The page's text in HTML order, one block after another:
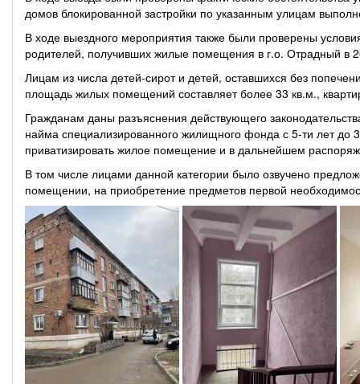
домов блокированной застройки по указанным улицам
В ходе выездного мероприятия также были проверены
родителей, получивших жилые помещения в г.о. Отрадный в
Лицам из числа детей-сирот и детей, оставшихся без
площадь жилых помещений составляет более 33 кв.м.,
Гражданам даны разъяснения действующего
найма специализированного жилищного фонда с 5-ти лет до
приватизировать жилое помещение и в дальнейшем
В том числе лицами данной категории было озвучено
помещении, на приобретение предметов первой